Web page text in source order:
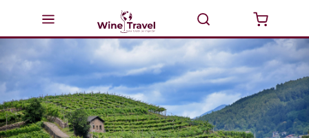
Startsida
Valtellina